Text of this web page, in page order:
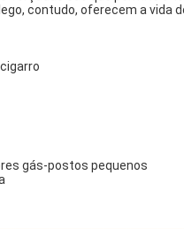
contudo, oferecem a vida
gás-postos pequenos